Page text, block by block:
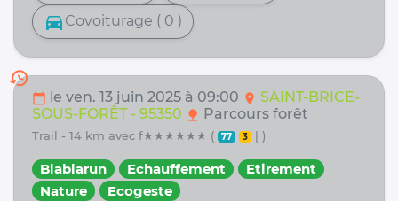
directions_car Covoiturage ( 0 )
history
calendar_today le ven. 13 juin 2025 à 09:00 location_on SAINT-BRICE-
SOUS-FORÊT - 95350 nature Parcours forêt
trail - 14 km avec f★★★★★★ ( 77 3 | )
Blablarun Echauffement
Etirement
Nature
Ecogeste